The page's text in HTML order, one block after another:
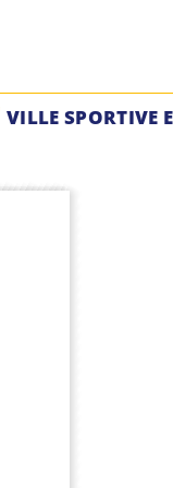
VILLE SPORTIVE